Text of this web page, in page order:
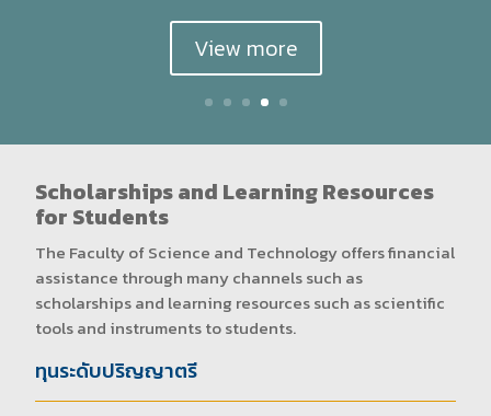
View more
Scholarships and Learning Resources
for Students
The Faculty of Science and Technology offers financial
assistance through many channels such as
scholarships and learning resources such as scientific
tools and instruments to students.
ทุนระดับปริญญาตรี